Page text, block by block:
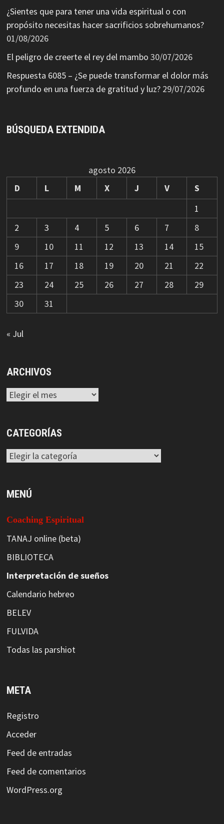
¿Sientes que para tener una vida espiritual o con
propósito necesitas hacer sacrificios sobrehumanos?
01/08/2026
El peligro de creerte el rey del mambo 30/07/2026
Respuesta 6085 – ¿Se puede transformar el dolor más
profundo en una fuerza de gratitud y luz? 29/07/2026
BÚSQUEDA EXTENDIDA
agosto 2026
D
L M X J V
S
1
2
3 4 5 6 7
8
9
10 11 12 13 14
15
16
17 18 19 20 21
22
23
24 25 26 27 28
29
30
31
« Jul
ARCHIVOS
Archivos
CATEGORÍAS
Categorías
MENÚ
Coaching Espiritual
TANAJ online (beta)
BIBLIOTECA
Interpretación de sueños
Calendario hebreo
BELEV
FULVIDA
Todas las parshiot
META
Registro
Acceder
Feed de entradas
Feed de comentarios
WordPress.org